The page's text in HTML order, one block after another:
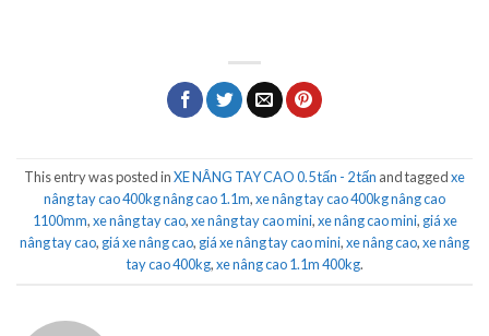
This entry was posted inXE NÂNG TAY CAO 0.5 tấn - 2 tấn and taggedxe
nâng tay cao 400kg nâng cao 1.1m,xe nâng tay cao 400kg nâng cao
1100mm,xe nâng tay cao,xe nâng tay cao mini,xe nâng cao mini, giá xe
nâng tay cao, giá xe nâng cao, giá xe nâng tay cao mini,xe nâng cao,xe nâng
tay cao 400kg,xe nâng cao 1.1m 400kg.